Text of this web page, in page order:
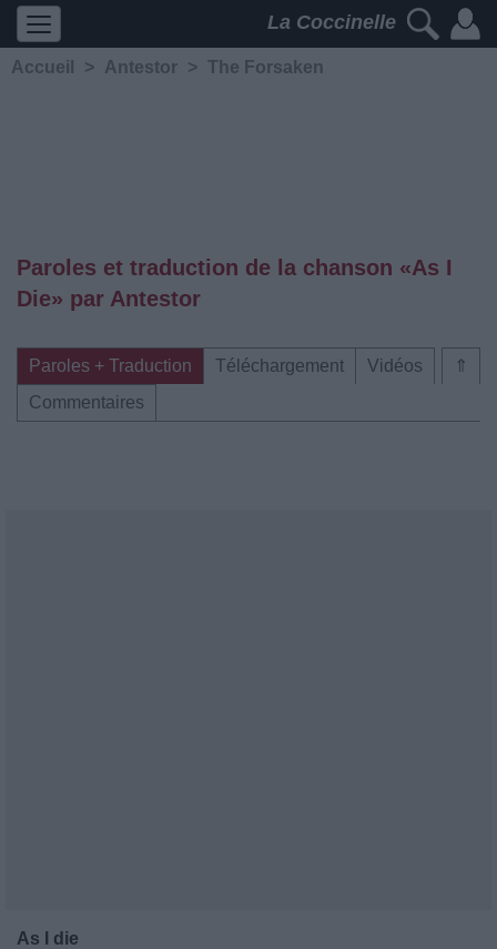
La Coccinelle
Accueil > Antestor > The Forsaken
Paroles et traduction de la chanson «As I
Die» par Antestor
⇑
Paroles + Traduction Téléchargement
Vidéos
Commentaires
As I die